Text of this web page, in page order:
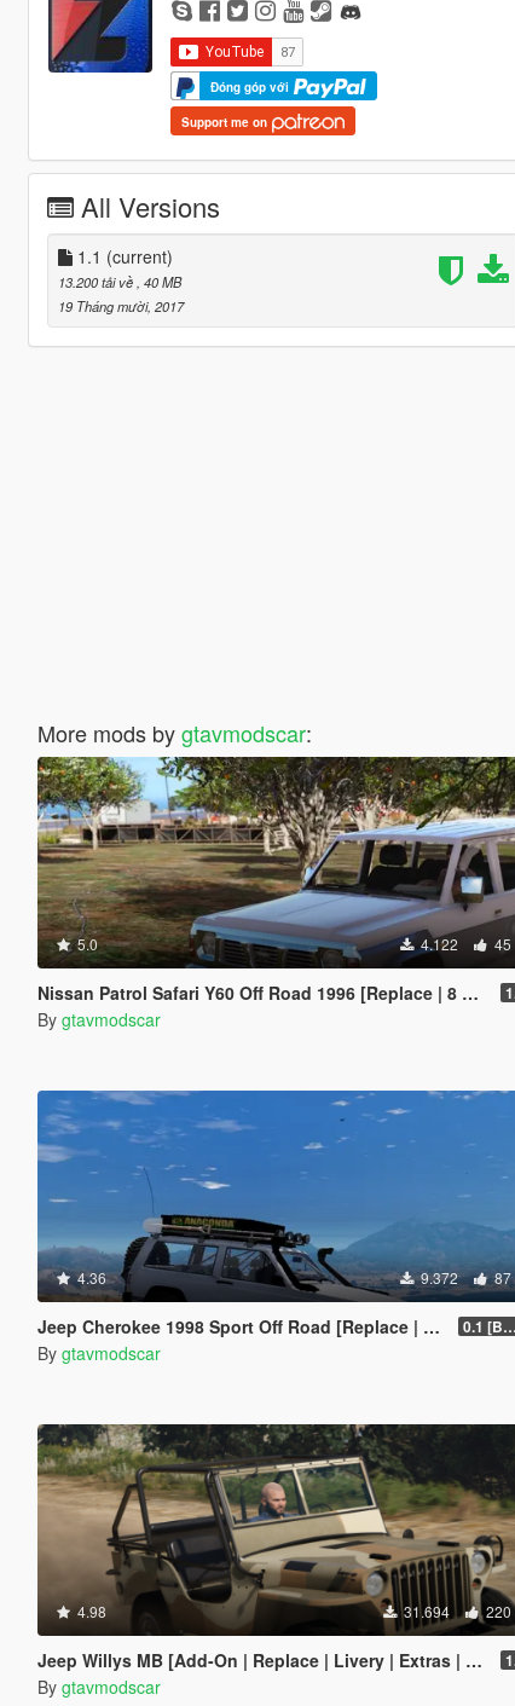
Đóng góp với
Support me on
All Versions
1.1 (current)
13.200 tải về , 40 MB
19 Tháng mười, 2017
More mods bygtavmodscar:
5.0 4.122 45
Nissan Patrol Safari Y60 Off Road 1996 [Replace | 8 Extras]
By gtavmodscar
4.36 9.372 87
Jeep Cherokee 1998 Sport Off Road [Replace | 10 Extras | Unlocked] 0.1 [BETA]
By gtavmodscar
4.98 31.694 220
Jeep Willys MB [Add-On | Replace | Livery | Extras | Template]
By gtavmodscar